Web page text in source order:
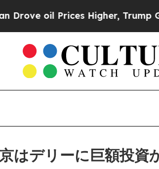
Higher, Trump Gave
デリーに巨額投資